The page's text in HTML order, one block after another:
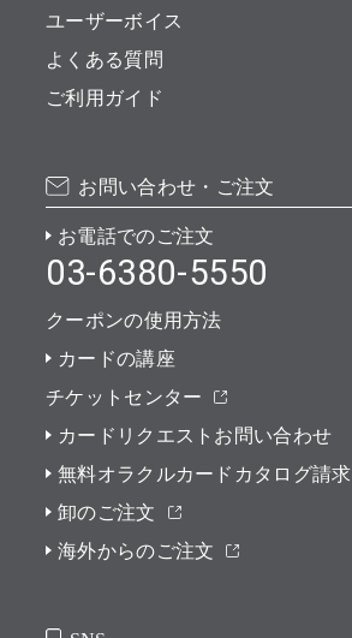
ユーザーボイス
よくある質問
ご利用ガイド
お問い合わせ・ご注文
お電話でのご注文
03-6380-5550
クーポンの使用方法
カードの講座
チケットセンター
カードリクエストお問い合わせ
無料オラクルカードカタログ請求
卸のご注文
海外からのご注文